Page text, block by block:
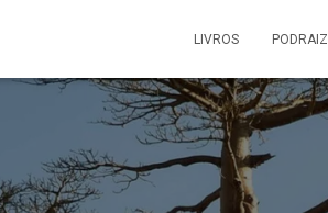
LIVROS PODRAIZ